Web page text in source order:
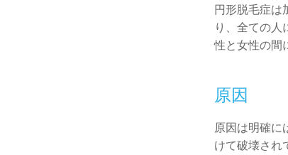
円形脱毛症は
り、全ての人
性と女性の間
原因
原因は明確に
けて破壊され